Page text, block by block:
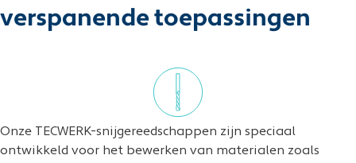
verspanende toepassingen
Onze TECWERK-snijgereedschappen zijn speciaal
ontwikkeld voor het bewerken van materialen zoals